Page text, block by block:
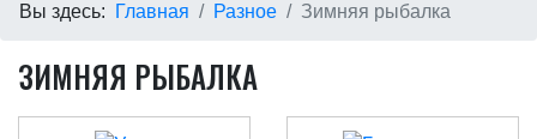
Вы здесь: Главная Разное Зимняя рыбалка
ЗИМНЯЯ РЫБАЛКА